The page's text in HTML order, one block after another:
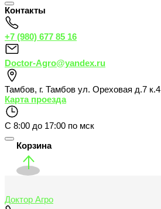
Контакты
+7 (980) 677 85 16
Doctor-Agro@yandex.ru
Тамбов, г. Тамбов ул. Ореховая д.7 к.4
Карта проезда
С 8:00 до 17:00 по мск
Корзина
Доктор Агро